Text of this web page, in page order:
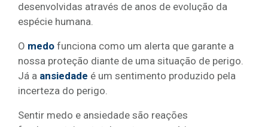
desenvolvidas através de anos de evolução da
espécie humana.
O medo funciona como um alerta que garante a
nossa proteção diante de uma situação de perigo.
Já a ansiedade é um sentimento produzido pela
incerteza do perigo.
Sentir medo e ansiedade são reações